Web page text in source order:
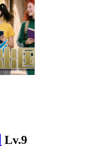
Lv.9